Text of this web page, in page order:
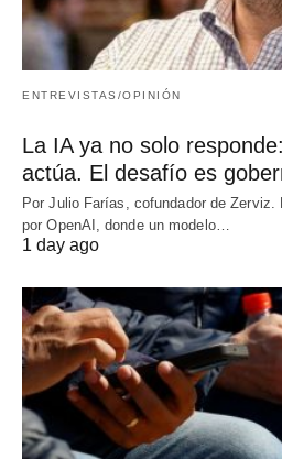
ENTREVISTAS/OPINIÓN
La IA ya no solo
actúa. El desafío es
Por Julio Farías, cofundador de
por OpenAI, donde un modelo…
1 day ago